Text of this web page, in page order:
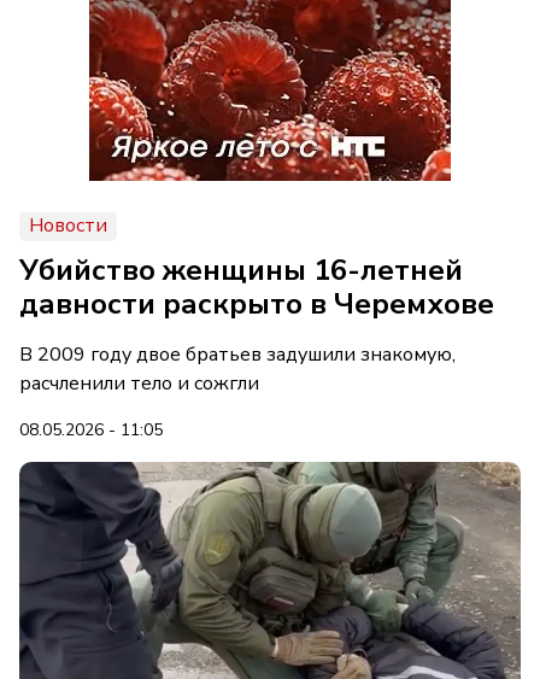
Новости
Убийство женщины 16-летней
давности раскрыто в Черемхове
В 2009 году двое братьев задушили знакомую,
расчленили тело и сожгли
08.05.2026 - 11:05